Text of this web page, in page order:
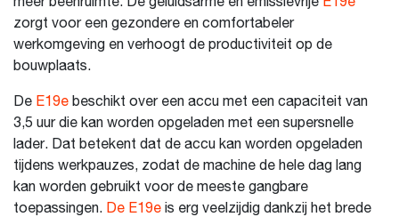
zorgt voor een gezondere en comfortabeler
werkomgeving en verhoogt de productiviteit op de
bouwplaats.
De E19e beschikt over een accu met een capaciteit van
3,5 uur die kan worden opgeladen met een supersnelle
lader. Dat betekent dat de accu kan worden opgeladen
tijdens werkpauzes, zodat de machine de hele dag lang
kan worden gebruikt voor de meeste gangbare
toepassingen. De E19e is erg veelzijdig dankzij het brede